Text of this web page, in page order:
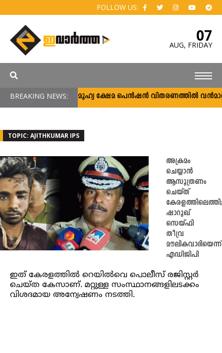
FOLLOW US:
07
AUG, FRIDAY
BREAKING NEWS:സാമൂഹ്യ ക്ഷേമ പെൻഷൻ വിതരണത്തിൽ
TOPIC: AJITHKUMAR IPS
അക്രമം
ചെയ്യാൻ
ആസൂത്രണം
ചെയ്ത്
കേരളത്തിലെത്തി;
ഷാറൂഖ്
സെയ്ഫി
തീവ്ര
മൗലികവാദിയെന്ന്
എഡിജിപി
ഇത് കേരളത്തിൽ റെയിൽവെ പൊലീസ് രജിസ്റ്റർ
ചെയ്ത കേസാണ്. മറ്റുള്ള സംസ്ഥാനങ്ങളിലടക്കം
വിശദമായ അന്വേഷണം നടത്തി.